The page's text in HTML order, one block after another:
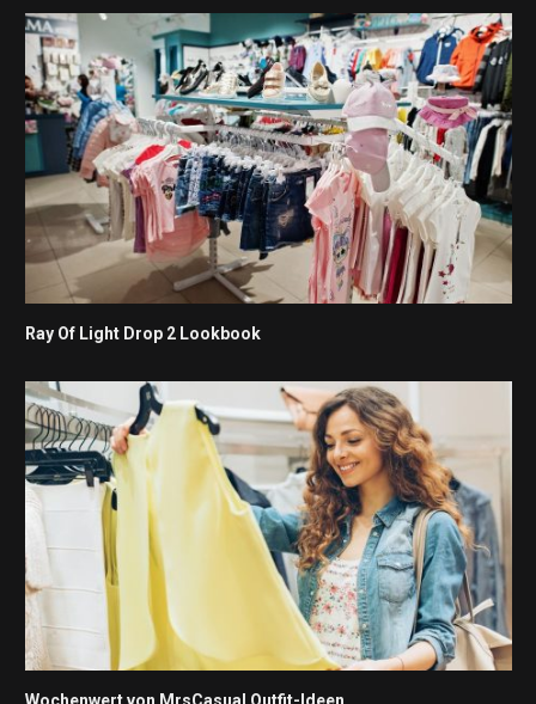
Ray Of Light Drop 2 Lookbook
Wochenwert von MrsCasual Outfit-Ideen